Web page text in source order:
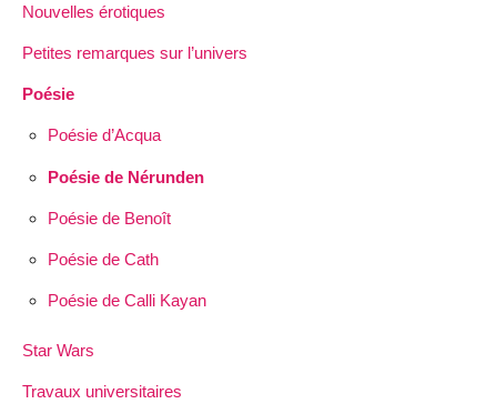
Nouvelles érotiques
Petites remarques sur l’univers
Poésie
Poésie d’Acqua
Poésie de Nérunden
Poésie de Benoît
Poésie de Cath
Poésie de Calli Kayan
Star Wars
Travaux universitaires